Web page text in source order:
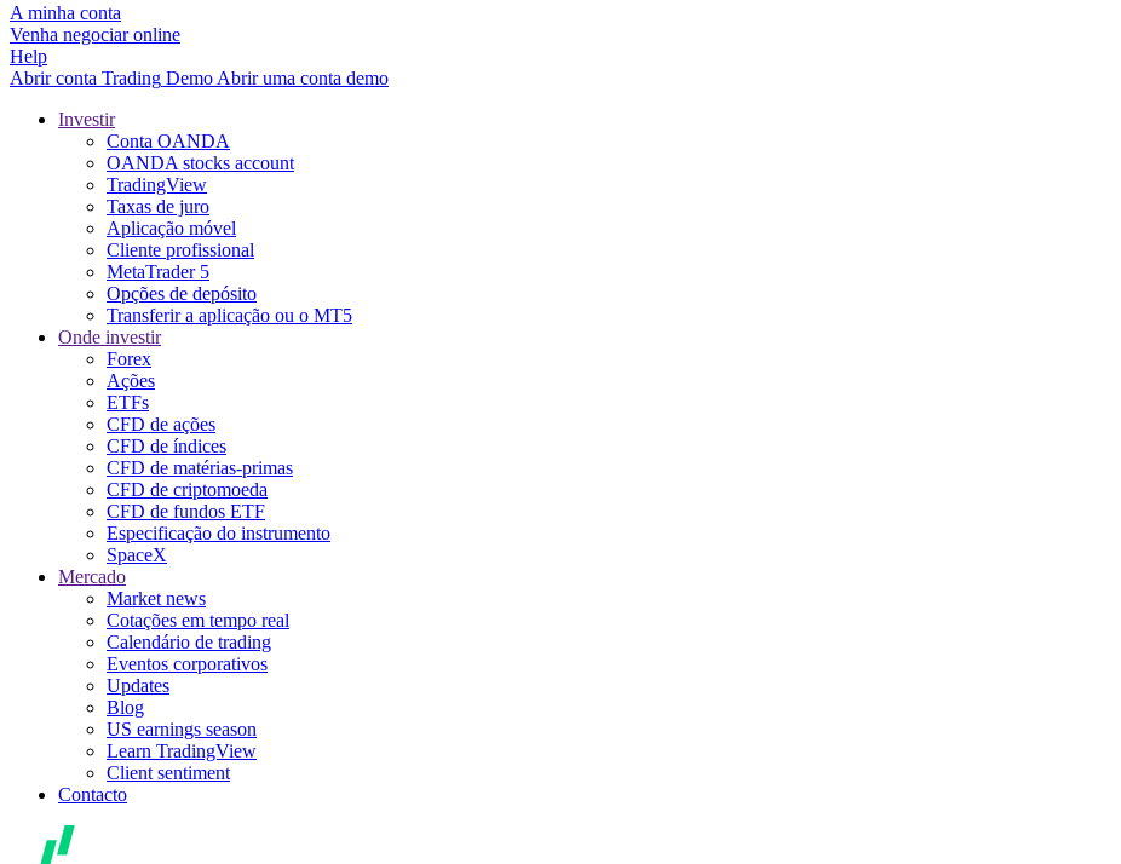
A minha conta
Venha negociar online
Help
Abrir conta Trading Demo Abrir uma conta demo
Investir
Conta OANDA
OANDA stocks account
TradingView
Taxas de juro
Aplicação móvel
Cliente profissional
MetaTrader 5
Opções de depósito
Transferir a aplicação ou o MT5
Onde investir
Forex
Ações
ETFs
CFD de ações
CFD de índices
CFD de matérias-primas
CFD de criptomoeda
CFD de fundos ETF
Especificação do instrumento
SpaceX
Mercado
Market news
Cotações em tempo real
Calendário de trading
Eventos corporativos
Updates
Blog
US earnings season
Learn TradingView
Client sentiment
Contacto